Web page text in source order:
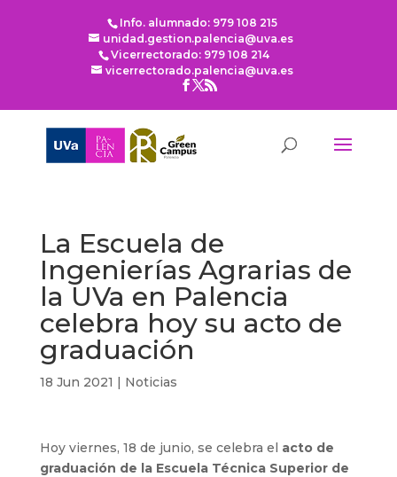
Info. alumnado: 979 108 215
unidad.gestion.palencia@uva.es
Vicerrectorado: 979 108 214
vicerrectorado.palencia@uva.es
La Escuela de
Ingenierías Agrarias de
la UVa en Palencia
celebra hoy su acto de
graduación
18 Jun 2021 | Noticias
Hoy viernes, 18 de junio, se celebra el acto de
graduación de la Escuela Técnica Superior de